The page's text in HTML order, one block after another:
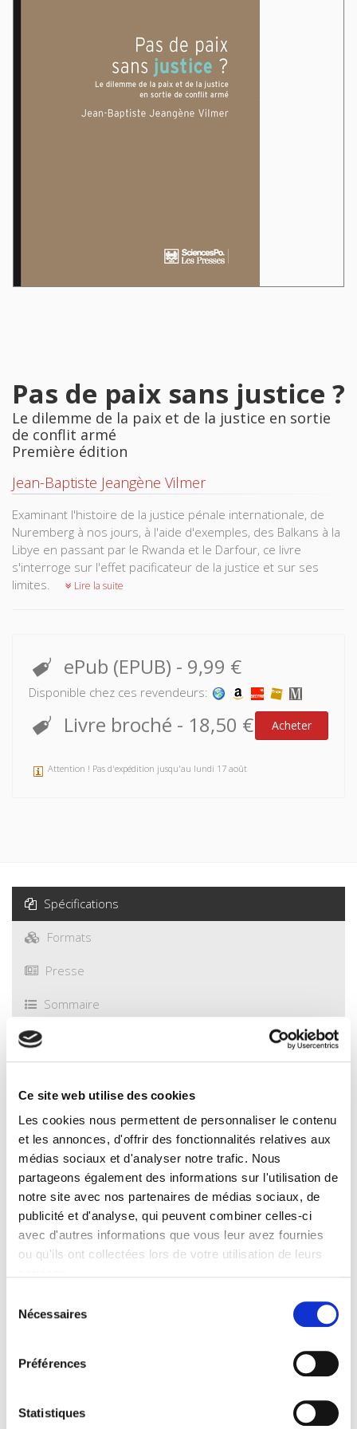
Ce site web utilise des cookies
Les cookies nous permettent de personnaliser le contenu
et les annonces, d'offrir des fonctionnalités relatives aux
médias sociaux et d'analyser notre trafic. Nous
partageons également des informations sur l'utilisation de
notre site avec nos partenaires de médias sociaux, de
publicité et d'analyse, qui peuvent combiner celles-ci
avec d'autres informations que vous leur avez fournies
ou qu'ils ont collectées lors de votre utilisation de leurs
Nécessaires
Préférences
Statistiques
Pas de paix sans justice ?
Le dilemme de la paix et de la justice en sortie
de conflit armé
Première édition
Jean-Baptiste Jeangène Vilmer
Examinant l'histoire de la justice pénale internationale, de
Nuremberg à nos jours, à l'aide d'exemples, des Balkans à la
Libye en passant par le Rwanda et le Darfour, ce livre
s'interroge sur l'effet pacificateur de la justice et sur ses
limites.
Lire la suite
ePub (EPUB) - 9,99 €
Disponible chez ces revendeurs:
Livre broché - 18,50 € Acheter
Attention ! Pas d'expédition jusqu'au lundi 17 août
Spécifications
Formats
Presse
Sommaire
Spécifications
Presses de Sciences Po
Auteur
Jean-Baptiste Jeangène Vilmer
Collection
Langue
français
Catégorie (éditeur)
Relations internationales
Catégorie (éditeur)
Internet Hierarchy
Internet Hierarchy